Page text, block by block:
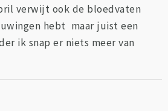
verwijt ook de bloedvaten
hebt maar juist een
ik snap er niets meer van